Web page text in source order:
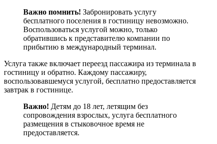
Важно помнить! Забронировать услугу
бесплатного поселения в гостиницу невозможно.
Воспользоваться услугой можно, только
обратившись к представителю компании по
прибытию в международный терминал.
Услуга также включает переезд пассажира из терминала в
гостиницу и обратно. Каждому пассажиру,
воспользовавшемуся услугой, бесплатно предоставляется
завтрак в гостинице.
Важно! Детям до 18 лет, летящим без
сопровождения взрослых, услуга бесплатного
размещения в стыковочное время не
предоставляется.